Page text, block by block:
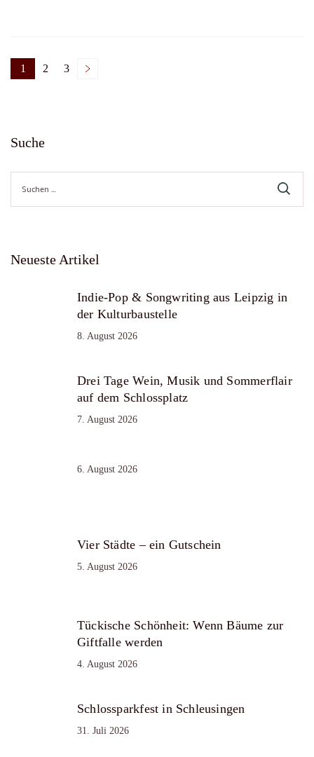
Seitennummerierung
Beiträge
Page
1 Page
2 Page
3
Suche
Suche
nach:
Neueste Artikel
Indie-Pop & Songwriting aus Leipzig in
der Kulturbaustelle
8. August 2026
Drei Tage Wein, Musik und Sommerflair
auf dem Schlossplatz
7. August 2026
6. August 2026
Vier Städte – ein Gutschein
5. August 2026
Tückische Schönheit: Wenn Bäume zur
Giftfalle werden
4. August 2026
Schlossparkfest in Schleusingen
31. Juli 2026